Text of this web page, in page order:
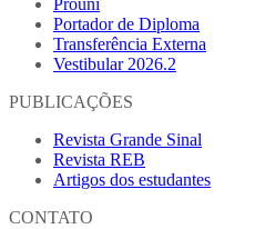
Prouni
Portador de Diploma
Transferência Externa
Vestibular 2026.2
PUBLICAÇÕES
Revista Grande Sinal
Revista REB
Artigos dos estudantes
CONTATO